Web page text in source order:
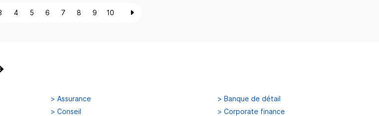
4 5 6 7 8 9 10
> Assurance > Banque de détail
> Conseil > Corporate finance